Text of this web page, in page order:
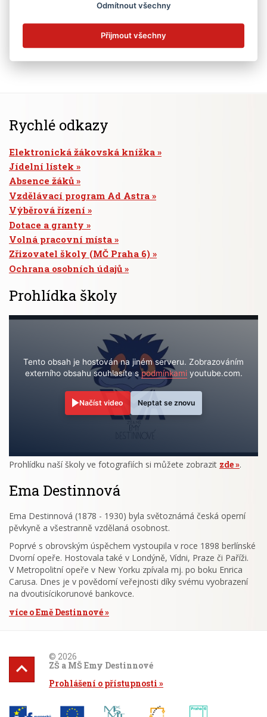
Rychlé odkazy
Elektronická žákovská knížka
Jídelní lístek
Absence žáků
Vzdělávací program Ad Astra
Výběrová řízení
Dotace a granty
Volná pracovní místa
Zřizovatel školy (MČ Praha 6)
Ochrana osobních údajů
Prohlídka školy
Tento obsah je hostován na jiném serveru. Zobrazováním
externího obsahu souhlasíte spodmínkamiyoutube.com.
Načíst video Neptat se znovu
Prohlídku naší školy ve fotografiích si můžete zobrazit zde .
Ema Destinnová
Ema Destinnová (1878 - 1930) byla světoznámá česká operní
pěvkyně a všestranně vzdělaná osobnost.
Poprvé s obrovským úspěchem vystoupila v roce 1898 berlínské
Dvorní opeře. Hostovala také v Londýně, Vídni, Praze či Paříži.
V Metropolitní opeře v New Yorku zpívala mj. po boku Enrica
Carusa. Dnes je v povědomí veřejnosti díky svému vyobrazení
na dvoutisícikorunové bankovce.
více o Emě Destinnové
© 2026
ZŠ a MŠ Emy Destinnové
Prohlášení o přístupnosti
Odmítnout všechny
Přijmout všechny